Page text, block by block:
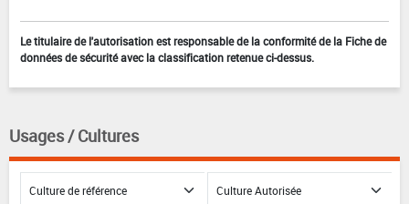
Le titulaire de l'autorisation est responsable de la conformité de la Fiche de
données de sécurité avec la classification retenue ci-dessus.
Usages / Cultures